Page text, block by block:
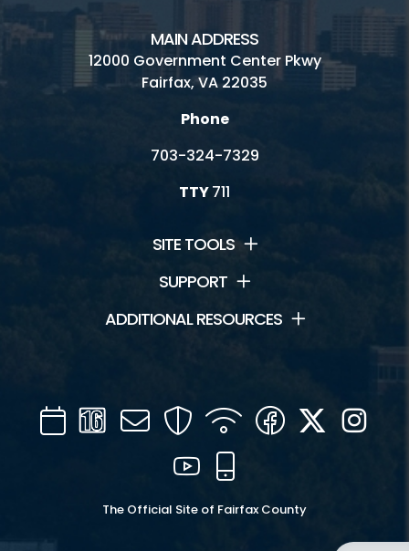
MAIN ADDRESS
12000 Government Center Pkwy
Fairfax, VA 22035
Phone
703-324-7329
TTY711
SITE TOOLS
SUPPORT
ADDITIONAL RESOURCES
CalendarChannel
16
Mail SecurityWIFI Facebook
Twitter
YouTube
The Official Site of Fairfax County